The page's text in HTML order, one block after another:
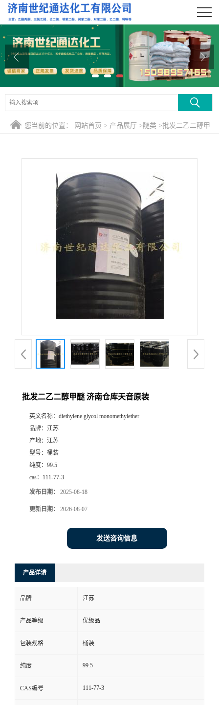
公司首页
公司介绍
产品展厅
证书荣誉
您当前的位置： 网站首页 > 产品展厅 >醚类 >批发二乙二醇甲
批发二乙二醇甲醚 济南仓库天音原装
英文名称： diethylene glycol monomethylether
品牌： 江苏
产地： 江苏
型号： 桶装
纯度： 99.5
cas： 111-77-3
发布日期： 2025-08-18
更新日期： 2026-08-07
发送咨询信息
产品详请
品牌 江苏
产品等级 优级品
包装规格 桶装
纯度 99.5
CAS编号 111-77-3